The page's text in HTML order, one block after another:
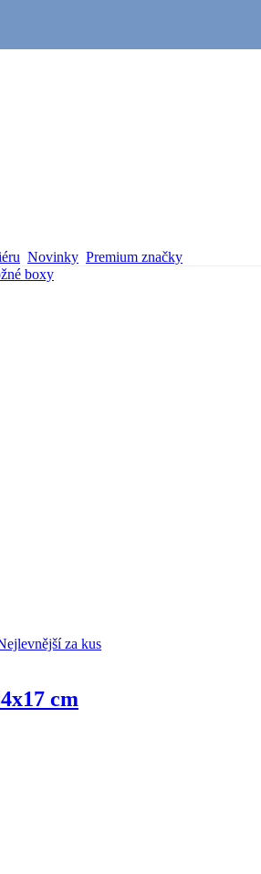
Novinky Premium značky
boxy
za kus
cm